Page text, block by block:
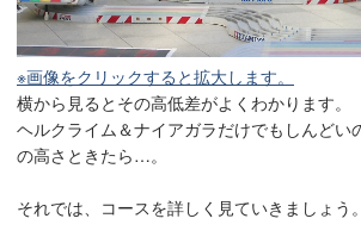
※画像をクリックすると拡大します。
横から見るとその高低差がよくわかります。
ヘルクライム＆ナイアガラだけでもしんどい
の高さときたら…。
それでは、コースを詳しく見ていきましょう。